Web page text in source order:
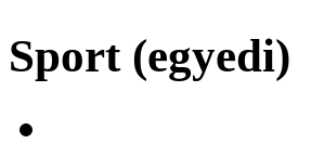
Sport (egyedi)